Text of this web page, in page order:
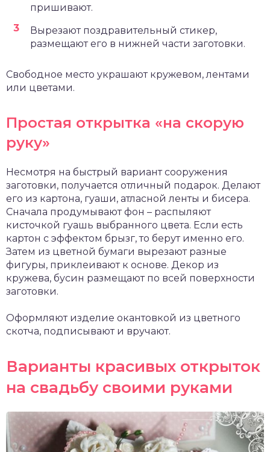
пришивают.
Вырезают поздравительный стикер,
размещают его в нижней части заготовки.
Свободное место украшают кружевом, лентами
или цветами.
Простая открытка «на скорую
руку»
Несмотря на быстрый вариант сооружения
заготовки, получается отличный подарок. Делают
его из картона, гуаши, атласной ленты и бисера.
Сначала продумывают фон – распыляют
кисточкой гуашь выбранного цвета. Если есть
картон с эффектом брызг, то берут именно его.
Затем из цветной бумаги вырезают разные
фигуры, приклеивают к основе. Декор из
кружева, бусин размещают по всей поверхности
заготовки.
Оформляют изделие окантовкой из цветного
скотча, подписывают и вручают.
Варианты красивых открыток
на свадьбу своими руками